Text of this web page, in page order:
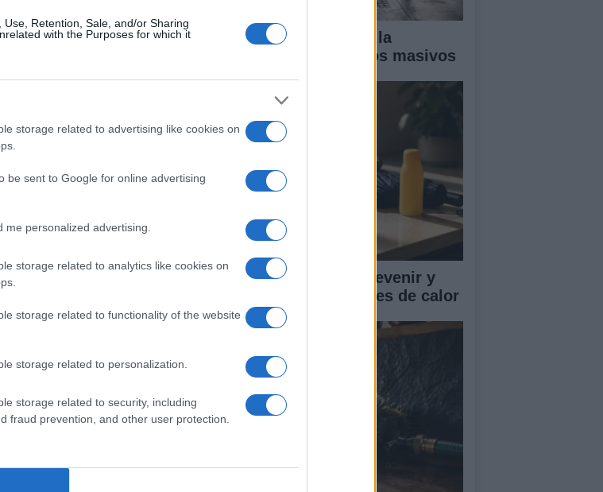
Retention, Sale, and/or Sharing
with the Purposes for which it
storage related to advertising like cookies on
be sent to Google for online advertising
personalized advertising.
storage related to analytics like cookies on
storage related to functionality of the website
storage related to personalization.
storage related to security, including
fraud prevention, and other user protection.
mientras se trabaja,
fuerza al cerebro a fragmentar
de reanudación: tiempo para
Para reducir ese
de concentración, limitar
la tecnología, sino modular su
clave como la memoria
las neuronas requieren
y una adecuada
lo suficiente la dieta y que
equilibrada ofrecemateria
además, hábitos como
Guía completa para la
seguridad en eventos masivos
Cómo reconocer, prevenir y
actuar ante los golpes de calor